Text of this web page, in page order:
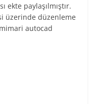
ekte paylaşılmıştır.
üzerinde düzenleme
autocad